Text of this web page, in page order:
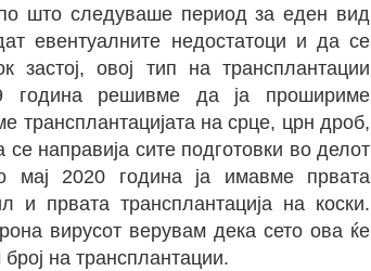
што следуваше период за еден вид
евентуалните недостатоци и да се
овој тип на трансплантации
година решивме да ја прошириме
трансплантацијата на срце, црн дроб,
се направија сите подготовки во делот
мај 2020 година ја имавме првата
и првата трансплантација на коски.
вирусот верувам дека сето ова ќе
на трансплантации.